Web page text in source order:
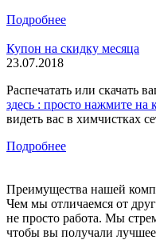
Подробнее
Купон на скидку месяца
23.07.2018
Распечатать или скачать
здесь : просто нажмите на
видеть вас в химчистках
Подробнее
Преимущества нашей
Чем мы отличаемся от
не просто работа. Мы
чтобы вы получали